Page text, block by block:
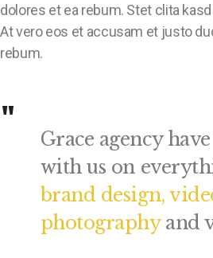
dolores et ea rebum. Stet clita
At vero eos et accusam et justo
rebum.
Grace agency
with us on
brand design,
photographyand